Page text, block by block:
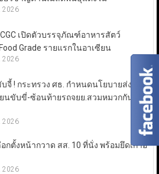
2026
เปิดตัวบรรจุภัณฑ์อาหารสัตว์
Grade รายแรกในอาเซียน
2026
จี้ ! กระทรวง ศธ. กำหนดนโยบายส่ง
ยนขับขี่-ซ้อนท้ายรถจยย.สวมหมวกกัน
2026
อกตั้งหน้ากวาด สส. 10 ที่นั่ง พร้อมยึดเก้าอี้
2026